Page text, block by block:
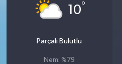
10°
Parçalı Bulutlu
Nem: %79